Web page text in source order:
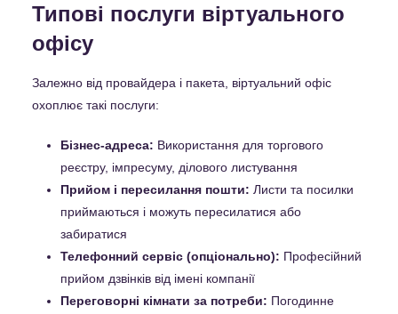
Типові послуги віртуального
офісу
Залежно від провайдера і пакета, віртуальний офіс
охоплює такі послуги:
Бізнес-адреса: Використання для торгового
реєстру, імпресуму, ділового листування
Прийом і пересилання пошти: Листи та посилки
приймаються і можуть пересилатися або
забиратися
Телефонний сервіс (опціонально): Професійний
прийом дзвінків від імені компанії
Переговорні кімнати за потреби: Погодинне